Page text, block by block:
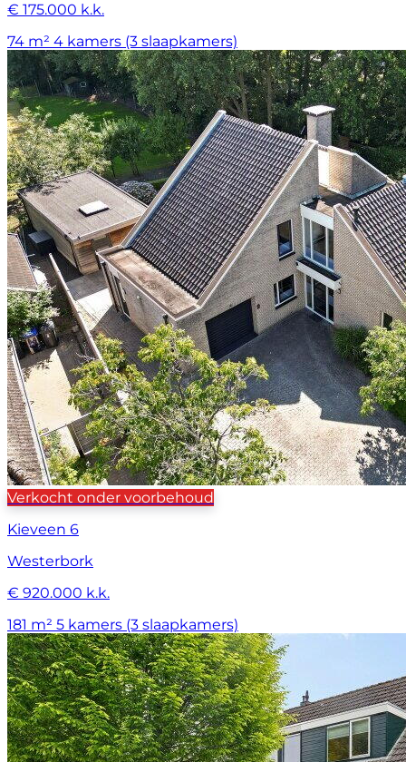
€ 175.000 k.k.
74 m² 4 kamers (3 slaapkamers)
Verkocht onder voorbehoud
Kieveen 6
Westerbork
€ 920.000 k.k.
181 m² 5 kamers (3 slaapkamers)